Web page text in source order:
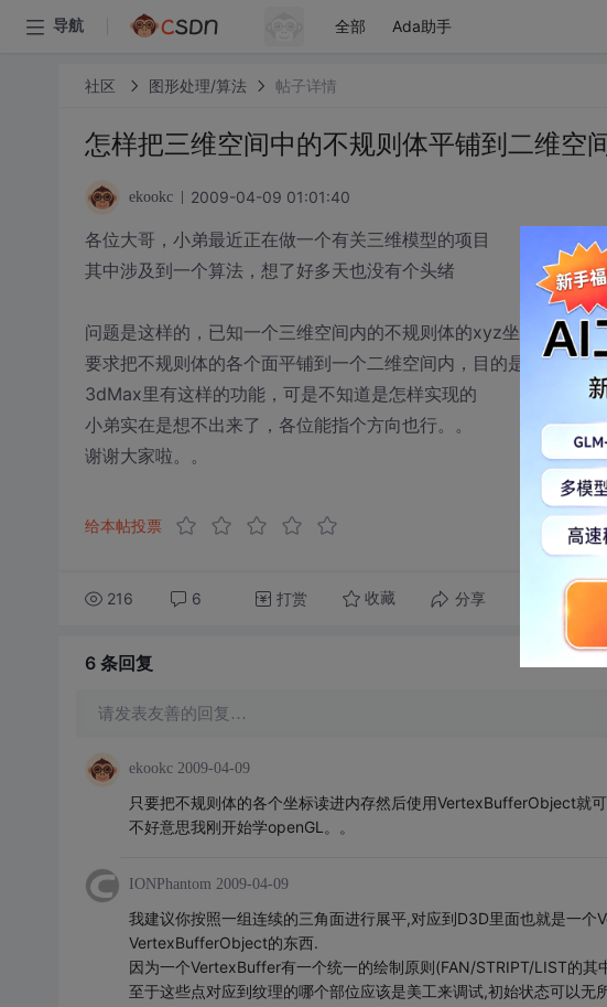
导航 全部 Ada助手
社区 图形处理/算法 帖子详情
怎样把三维空间中的不规则体平铺到二维空
ekookc 2009-04-09 01:01:40
各位大哥，小弟最近正在做一个有关三维模型的项目
其中涉及到一个算法，想了好多天也没有个头绪
问题是这样的，已知一个三维空间内的不规则体的xyz坐标
要求把不规则体的各个面平铺到一个二维空间内，目的是为了确定
3dMax里有这样的功能，可是不知道是怎样实现的
小弟实在是想不出来了，各位能指个方向也行。。
谢谢大家啦。。
给本帖投票
216 6 打赏 收藏 分享 转发到动
6 条回复
请发表友善的回复…
ekookc 2009-04-09
只要把不规则体的各个坐标读进内存然后使用VertexBufferObject就可
不好意思我刚开始学openGL。。
IONPhantom 2009-04-09
我建议你按照一组连续的三角面进行展平,对应到D3D里面也就是一
VertexBufferObject的东西.
因为一个VertexBuffer有一个统一的绘制原则(FAN/STRIPT/LIST的其
至于这些点对应到纹理的哪个部位应该是美工来调试,初始状态可以无